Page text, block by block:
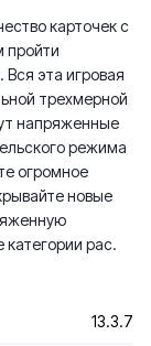
карточек с
пройти
эта игровая
трехмерной
напряженные
режима
огромное
новые
категории рас.
13.3.7